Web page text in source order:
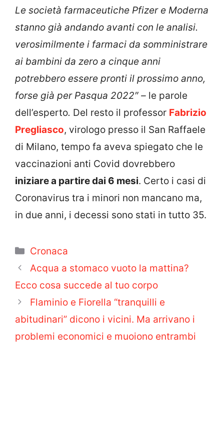
Le società farmaceutiche Pfizer e Moderna
stanno già andando avanti con le analisi.
verosimilmente i farmaci da somministrare
ai bambini da zero a cinque anni
potrebbero essere pronti il prossimo anno,
forse già per Pasqua 2022″ – le parole
dell’esperto. Del resto il professor Fabrizio
Pregliasco, virologo presso il San Raffaele
di Milano, tempo fa aveva spiegato che le
vaccinazioni anti Covid dovrebbero
iniziare a partire dai 6 mesi. Certo i casi di
Coronavirus tra i minori non mancano ma,
in due anni, i decessi sono stati in tutto 35.
Categorie
Cronaca
Acqua a stomaco vuoto la mattina?
Ecco cosa succede al tuo corpo
Flaminio e Fiorella “tranquilli e
abitudinari” dicono i vicini. Ma arrivano i
problemi economici e muoiono entrambi